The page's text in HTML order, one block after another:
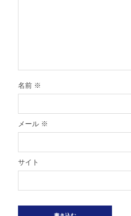
名前 ※
メール ※
サイト